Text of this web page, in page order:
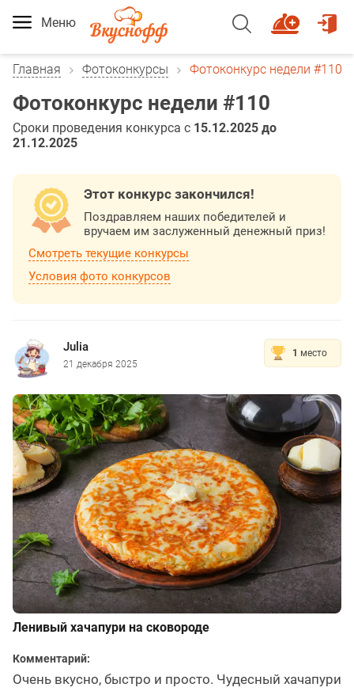
Меню
Главная Фотоконкурсы Фотоконкурс недели #110
Фотоконкурс недели #110
Сроки проведения конкурса с 15.12.2025 до
21.12.2025
Этот конкурс закончился!
Поздравляем наших победителей и
вручаем им заслуженный денежный приз!
Смотреть текущие конкурсы
Условия фото конкурсов
1 место
Julia
21 декабря 2025
Ленивый хачапури на сковороде
Комментарий:
Очень вкусно, быстро и просто. Чудесный хачапури